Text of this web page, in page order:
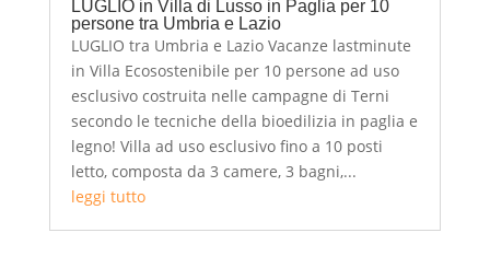
LUGLIO in Villa di Lusso in Paglia per 10
persone tra Umbria e Lazio
LUGLIO tra Umbria e Lazio Vacanze lastminute
in Villa Ecosostenibile per 10 persone ad uso
esclusivo costruita nelle campagne di Terni
secondo le tecniche della bioedilizia in paglia e
legno! Villa ad uso esclusivo fino a 10 posti
letto, composta da 3 camere, 3 bagni,...
leggi tutto